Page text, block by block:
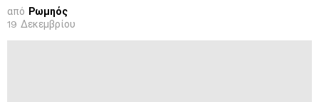
από Ρωμηός
19 Δεκεμβρίου